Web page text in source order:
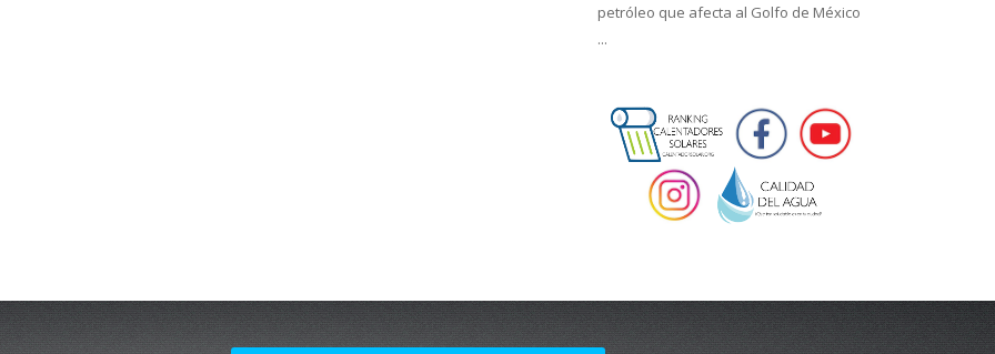
petróleo que afecta al Golfo de México
...